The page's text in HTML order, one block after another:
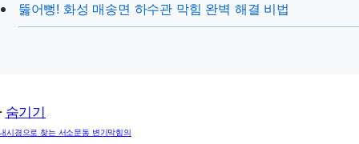
뚫어뻥! 화성 매송면 하수관 막힘 완벽 해결 비법
숨기기
시경으로 찾는 서소문동 변기막힘의